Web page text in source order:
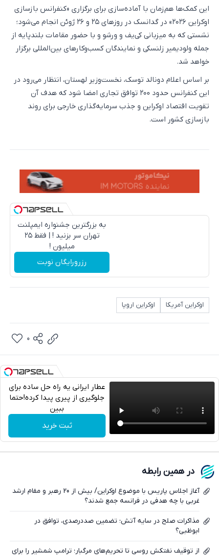
این کمک‌ها هم‌زمان با آماده‌سازی برای برگزاری «کنفرانس بازسازی
اوکراین ۲۰۲۶» در گدانسک در روزهای ۲۵ و ۲۶ ژوئن انجام می‌شود؛
نشستی که به میزبانی کی‌یف و ورشو و با حضور مقامات بلندپایه از
جمله ولودیمیر زلنسکی و نمایندگان کسب‌وکارهای بین‌المللی برگزار
خواهد شد.
بر اساس اعلام دونالد توسک، نخست‌وزیر لهستان، انتظار می‌رود در
این کنفرانس حدود ۲۰۰ توافق تجاری امضا شود که هدف آن
تقویت اقتصاد اوکراین و جذب سرمایه‌گذاری خارجی برای روند
بازسازی کشور است.
به بزرگترین جشنواره ایمپلنت
تهران سر بزنید ! | فقط ۲۵
میلیون !
رزرورایگان نوبت
اوکراین آمریکا اوکراین اروپا
واتساپ
0
عطار ایرانی یه راه حل ساده برای
جلوگیری از پیری پیدا کرده!حتما
ببین
ثبت خرید
در همین رابطه
آغاز اجلاس پاریس با موضوع اوکراین/ بیش از 20 رهبر و مقام ارشد
غربی با چه هدفی در فرانسه جمع شدند؟
مذاکرات صلح در سایه آتش؛ تضمین صددرصدی، توافق در
ابوظبی؟
از توقیف نفتکش روسی تا تحریم‌های مرگبار؛ ترامپ شمشیر را برای